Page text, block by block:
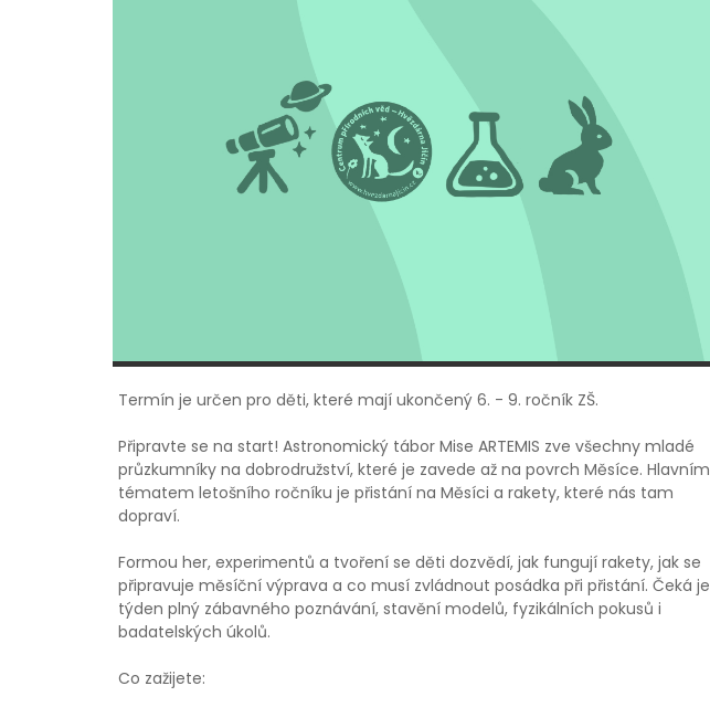
Termín je určen pro děti, které mají ukončený 6. - 9. ročník ZŠ.
Připravte se na start! Astronomický tábor Mise ARTEMIS zve všechny mladé
průzkumníky na dobrodružství, které je zavede až na povrch Měsíce. Hlavním
tématem letošního ročníku je přistání na Měsíci a rakety, které nás tam
dopraví.
Formou her, experimentů a tvoření se děti dozvědí, jak fungují rakety, jak se
připravuje měsíční výprava a co musí zvládnout posádka při přistání. Čeká je
týden plný zábavného poznávání, stavění modelů, fyzikálních pokusů i
badatelských úkolů.
Co zažijete: